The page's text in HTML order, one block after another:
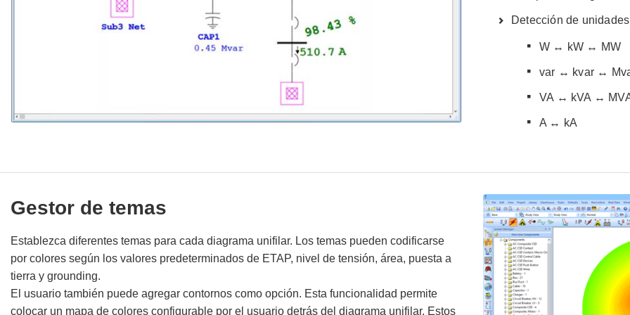
Detección de unidades
W ↔ kW ↔ MW
var ↔ kvar ↔
VA ↔ kVA ↔
A ↔ kA
Gestor de temas
Establezca diferentes temas para cada diagrama unifilar. Los temas pueden codificarse
por colores según los valores predeterminados de ETAP, nivel de tensión, área, puesta a
tierra y grounding.
El usuario también puede agregar contornos como opción. Esta funcionalidad permite
colocar un mapa de colores configurable por el usuario detrás del diagrama unifilar. Estos